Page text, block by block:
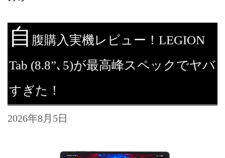
自 腹購入実機レビュー！LEGION
Tab (8.8”､5)が最高峰スペックでヤバ
すぎた！
2026年8月5日